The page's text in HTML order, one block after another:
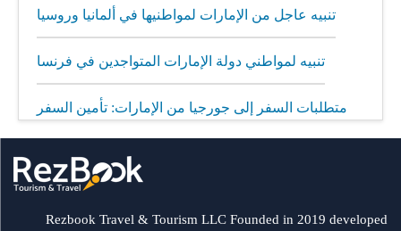
تنبيه عاجل من الإمارات لمواطنيها في ألمانيا وروسيا
تنبيه لمواطني دولة الإمارات المتواجدين في فرنسا
متطلبات السفر إلى جورجيا من الإمارات: تأمين السفر
إلزامي
مطار الشارقة يطلق رحلات مباشرة إلى ميونيخ عبر
Rezbook Travel & Tourism LLC Founded in 2019 developed